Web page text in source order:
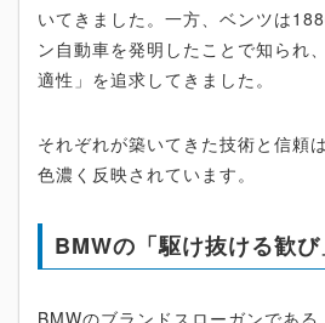
いてきました。一方、ベンツは
ン自動車を発明したことで知られ
適性」を追求してきました。
それぞれが築いてきた技術と信頼
色濃く反映されています。
BMWの「駆け抜ける歓び
BMWのブランドスローガンである